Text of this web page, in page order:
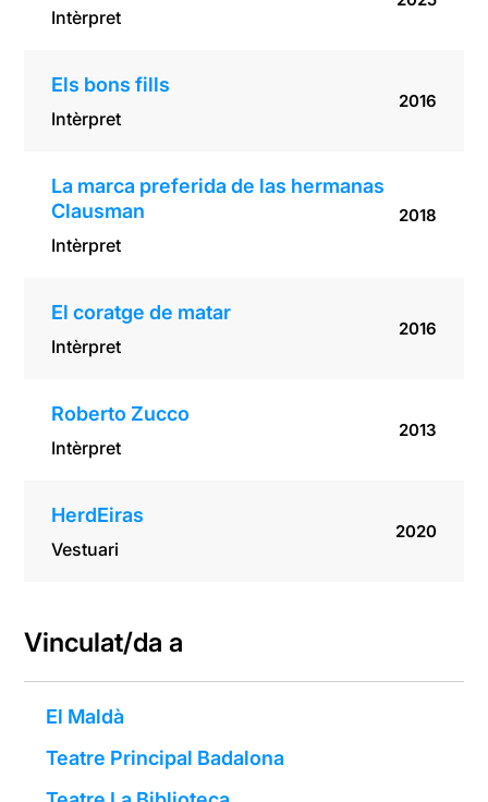
Intèrpret
Els bons fills
Intèrpret
2016
La marca preferida de las hermanas
Clausman
Intèrpret
2018
El coratge de matar
Intèrpret
2016
Roberto Zucco
Intèrpret
2013
HerdEiras
Vestuari
2020
Vinculat/da a
El Maldà
Teatre Principal Badalona